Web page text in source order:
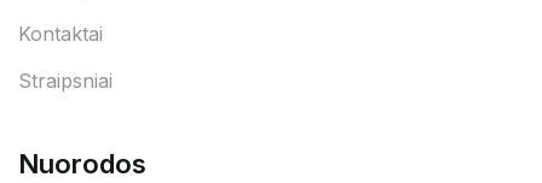
Kontaktai
Straipsniai
Nuorodos